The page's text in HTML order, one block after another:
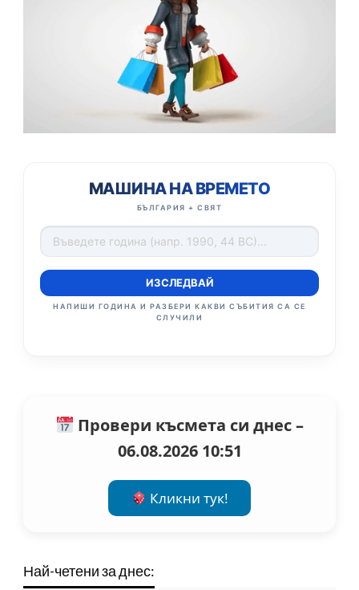
МАШИНА НА ВРЕМЕТО
БЪЛГАРИЯ + СВЯТ
ИЗСЛЕДВАЙ
НАПИШИ ГОДИНА И РАЗБЕРИ КАКВИ СЪБИТИЯ СА СЕ
СЛУЧИЛИ
Провери късмета си днес –
06.08.2026 10:51
Кликни тук!
Най-четени за днес: